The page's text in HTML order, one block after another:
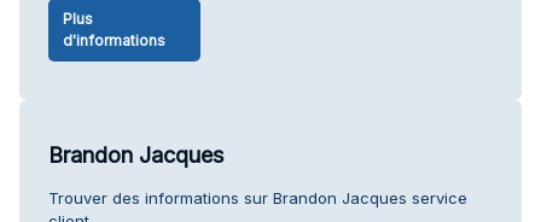
Plus
d'informations
Brandon Jacques
Trouver des informations sur Brandon Jacques service